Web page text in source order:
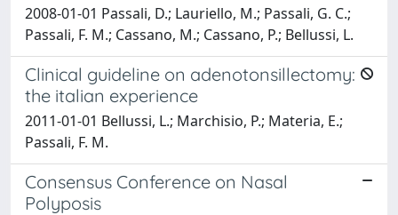
2008-01-01 Passali, D.; Lauriello, M.; Passali, G. C.;
Passali, F. M.; Cassano, M.; Cassano, P.; Bellussi, L.
Clinical guideline on adenotonsillectomy:
the italian experience
2011-01-01 Bellussi, L.; Marchisio, P.; Materia, E.;
Passali, F. M.
Consensus Conference on Nasal
Polyposis